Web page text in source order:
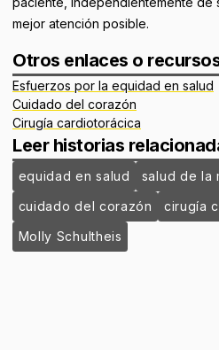
Otros enlaces o
Esfuerzos por la equidad en salud
Cuidado del corazón
Cirugía cardiotorácica
Leer historias
equidad en salud
salud de la
cuidado del corazón
cirugía
Molly Schultheis
mejor atención posible.